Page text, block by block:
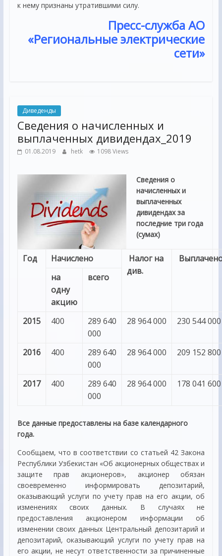
к нему признаны утратившими силу.
Пресс-службаАО
«Региональные электрические
сети»
Диведенды
Сведения о начисленных и
выплаченных дивидендах_2019
01.08.2019 hetk 1098 Views
Сведения о
начисленных и
выплаченных
дивидендах за
последние три года
(сумах)
Год Начислено
Налог на
див.
В
на
одну
акцию
всего
2015 400
289 640
000
28 964 000 230 544 000
2016 400
289 640
000
28 964 000 209 152 800
2017 400
289 640
000
28 964 000 178 041 600
Все данные предоставлены на базе календарного
года.
Сообщаем, что в соответствии со статьей 42 Закона
Республики Узбекистан «Об акционерных обществах и
защите прав акционеров», акционер обязан
своевременно информировать депозитарий,
оказывающий услуги по учету прав на его акции, об
изменениях своих данных. В случаях не
предоставления акционером информации об
изменении своих данных Центральный депозитарий и
депозитарий, оказывающий услуги по учету прав на
его акции, не несут ответственности за причиненные